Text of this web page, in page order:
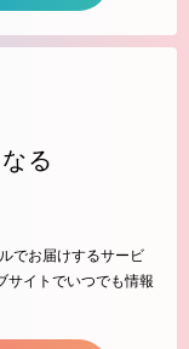
る
でお届けするサービ
サイトでいつでも情報